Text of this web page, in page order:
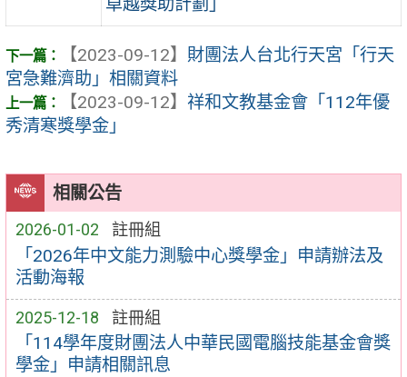
相關公告
2026-01-02 註冊組
「2026年中文能力測驗中心獎學金」申請辦法及
活動海報
2025-12-18 註冊組
「114學年度財團法人中華民國電腦技能基金會獎
學金」申請相關訊息
卓越獎助計劃」
【2023-09-12】 財團法人台北行天宮「行天
宮急難濟助」相關資料
【2023-09-12】 祥和文教基金會「112年優
秀清寒獎學金」